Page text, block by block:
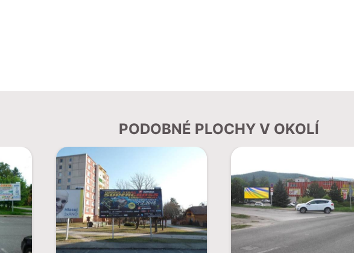
PODOBNÉ PLOCHY V OKOLÍ